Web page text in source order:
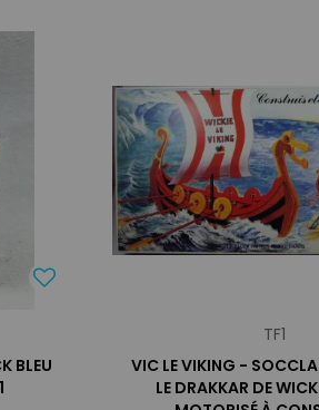
BLEU
TF1
VIC LE VIKING -
LE DRAKKAR DE